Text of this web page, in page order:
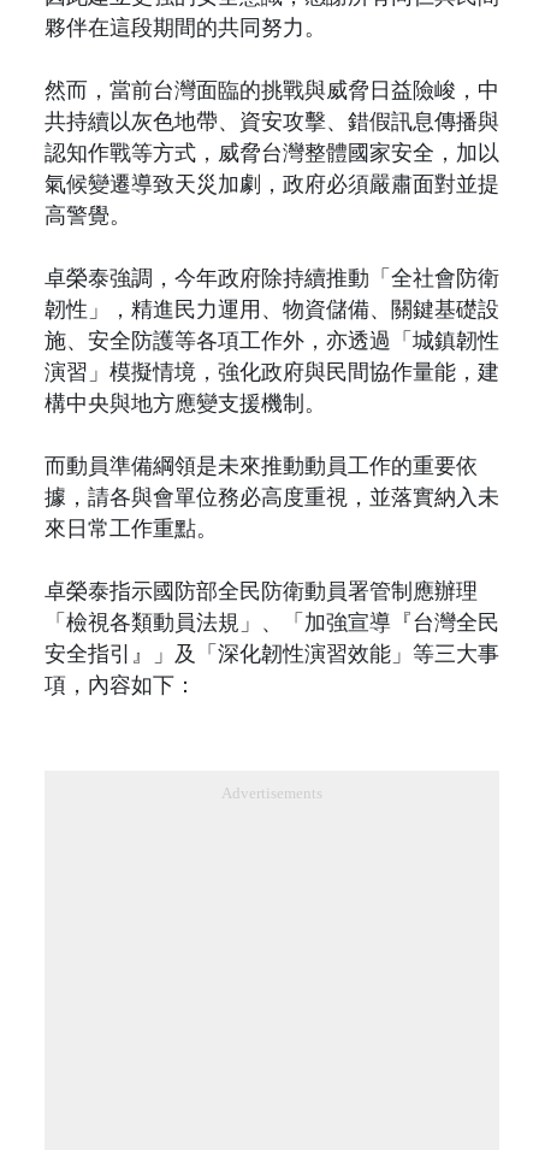
夥伴在這段期間的共同努力。
然而，當前台灣面臨的挑戰與威脅日益險峻，中
共持續以灰色地帶、資安攻擊、錯假訊息傳播與
認知作戰等方式，威脅台灣整體國家安全，加以
氣候變遷導致天災加劇，政府必須嚴肅面對並提
高警覺。
卓榮泰強調，今年政府除持續推動「全社會防衛
韌性」，精進民力運用、物資儲備、關鍵基礎設
施、安全防護等各項工作外，亦透過「城鎮韌性
演習」模擬情境，強化政府與民間協作量能，建
構中央與地方應變支援機制。
而動員準備綱領是未來推動動員工作的重要依
據，請各與會單位務必高度重視，並落實納入未
來日常工作重點。
卓榮泰指示國防部全民防衛動員署管制應辦理
「檢視各類動員法規」、「加強宣導『台灣全民
安全指引』」及「深化韌性演習效能」等三大事
項，內容如下：
Advertisements